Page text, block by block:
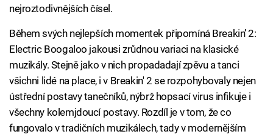
nejroztodivnějších čísel.
Během svých nejlepších momentek připomíná Breakin’ 2:
Electric Boogaloo jakousi zrůdnou variaci na klasické
muzikály. Stejně jako v nich propadadají zpěvu a tanci
všichni lidé na place, i v Breakin' 2 se rozpohybovaly nejen
ústřední postavy tanečníků, nýbrž hopsací virus infikuje i
všechny kolemjdoucí postavy. Rozdíl je v tom, že co
fungovalo v tradičních muzikálech, tady v modernějším